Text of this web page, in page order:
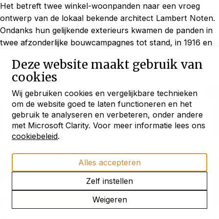
Deze website maakt gebruik van
cookies
Wij gebruiken cookies en vergelijkbare technieken
om de website goed te laten functioneren en het
gebruik te analyseren en verbeteren, onder andere
met Microsoft Clarity. Voor meer informatie lees ons
cookiebeleid.
Alles accepteren
Weigeren
Zelf instellen
Het betreft twee winkel-woonpanden naar een vroeg
ontwerp van de lokaal bekende architect Lambert Noten.
Ondanks hun gelijkende exterieurs kwamen de panden in
twee afzonderlijke bouwcampagnes tot stand, in 1916 en
voorganger bewaard. De panden herbergen een café op
de begane grond en twee bovenwoningen.
Blijf ontdekken
met onze maandelijksenieuwsbrief
Activiteiten en openstellingen
Actueel huuraanbod
ONTVANG DE NIEUWSBRIEF